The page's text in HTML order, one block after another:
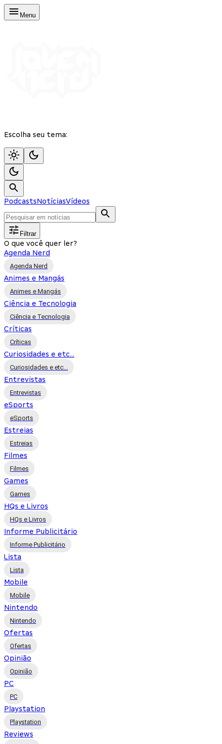
Menu
Escolha seu tema:
PodcastsNotíciasVídeos
Filtrar
O que você quer ler?
Agenda Nerd
Agenda Nerd
Animes e Mangás
Animes e Mangás
Ciência e Tecnologia
Ciência e Tecnologia
Críticas
Críticas
Curiosidades e etc...
Curiosidades e etc...
Entrevistas
Entrevistas
eSports
eSports
Estreias
Estreias
Filmes
Filmes
Games
Games
HQs e Livros
HQs e Livros
Informe Publicitário
Informe Publicitário
Lista
Lista
Mobile
Mobile
Nintendo
Nintendo
Ofertas
Ofertas
Opinião
Opinião
PC
PC
Playstation
Playstation
Reviews